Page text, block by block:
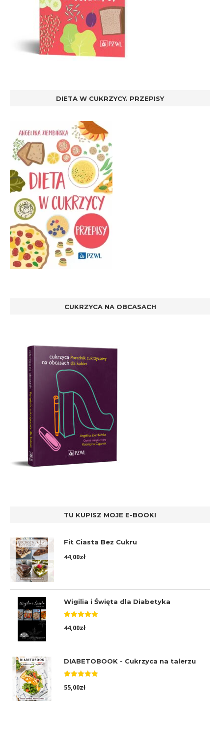
DIETA W CUKRZYCY. PRZEPISY
CUKRZYCA NA OBCASACH
TU KUPISZ MOJE E-BOOKI
Fit Ciasta Bez Cukru
44,00zł
Wigilia i Święta dla Diabetyka
5.00na 5
44,00zł
DIABETOBOOK - Cukrzyca na talerzu
5.00na 5
55,00zł